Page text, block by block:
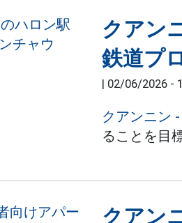
クアン
鉄道プ
| 02/06/2026 -
クアンニン -
ることを目
クアン